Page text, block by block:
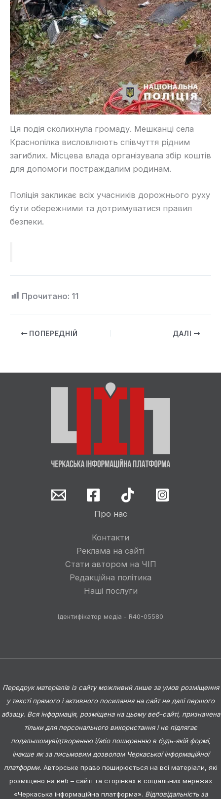
Ця подія сколихнула громаду. Мешканці села
Краснопілка висловлюють співчуття рідним
загиблих. Місцева влада організувала збір коштів
для допомоги постраждалим родинам.
Поліція закликає всіх учасників дорожнього руху
бути обережними та дотримуватися правил
безпеки.
Прочитано: 11
ПОПЕРЕДНІЙ ДАЛІ
Про нас
Контакти
Реклама на сайті
Стати автором на ЧІП
Редакційна політика
Наші послуги
Ідентифікатор медіа - R40-05580
Передрук матеріалів із сайту можливий лише за умов розміщення
у тексті прямого і активного посилання на сайт не далі першого
абзацу. Вся інформація, розміщена на цьому веб-сайті, призначена
тільки для персонального використання і не підлягає
подальшомувідтворенню і/або поширенню в будь-якій формі,
інакше як за письмовим дозволом Черкаської інформаційної
платформи. Авторське право поширюється на всі матеріали, які
розміщено на веб – сайті та сторінках в соціальних мережах
«Черкаська інформаційна платформа». Відповідальність за